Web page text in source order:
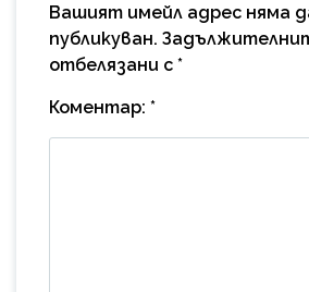
Вашият имейл адрес няма
публикуван.
отбелязани с *
Коментар: *